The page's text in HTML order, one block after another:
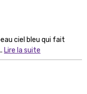
ciel bleu qui fait
Lire la suite